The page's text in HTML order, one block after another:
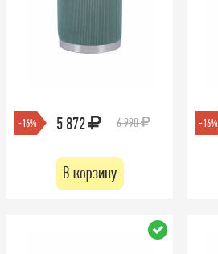
-16% 5 872 6 990
В корзину
-16%